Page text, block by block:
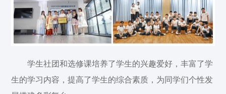
学生社团和选修课培养了学生的兴趣爱好，丰富了学
生的学习内容，提高了学生的综合素质，为同学们个性发